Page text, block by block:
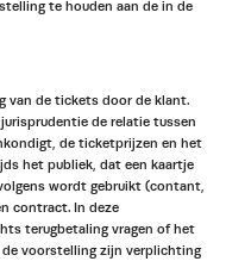
te houden aan de in de
van de tickets door de klant.
de relatie tussen
de ticketprijzen en het
het publiek, dat een kaartje
wordt gebruikt (contant,
contract. In deze
terugbetaling vragen of het
voorstelling zijn verplichting